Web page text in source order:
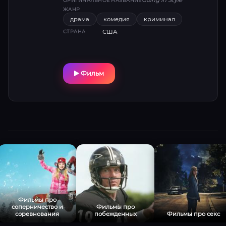
“красиво уйти” из незадавшейся жизни.
ЖАНР
драма комедия криминал
СТРАНА США
Фильм
Фильмы про
соперничество и
соревнования
Фильмы про
побежденных
Фильмы про секс